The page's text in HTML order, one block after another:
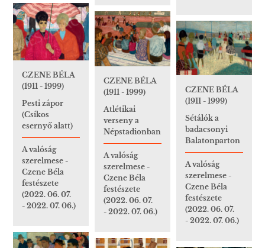
CZENE BÉLA
(1911 - 1999)
Pesti zápor
(Csíkos
esernyő alatt)
A valóság
szerelmese -
Czene Béla
festészete
(2022. 06. 07.
- 2022. 07. 06.)
CZENE BÉLA
(1911 - 1999)
Atlétikai
verseny a
Népstadionban
A valóság
szerelmese -
Czene Béla
festészete
(2022. 06. 07.
- 2022. 07. 06.)
CZENE BÉLA
(1911 - 1999)
Sétálók a
badacsonyi
Balatonparton
A valóság
szerelmese -
Czene Béla
festészete
(2022. 06. 07.
- 2022. 07. 06.)